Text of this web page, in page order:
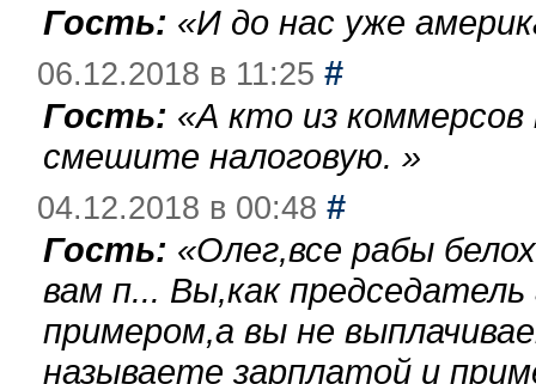
Гость: «И до нас уже
06.12.2018 в 11:25 #
Гость: «А кто из
смешите налоговую. »
04.12.2018 в 00:48 #
Гость: «Олег,все рабы
вам п... Вы,как
примером,а вы не
называете зарплатой и